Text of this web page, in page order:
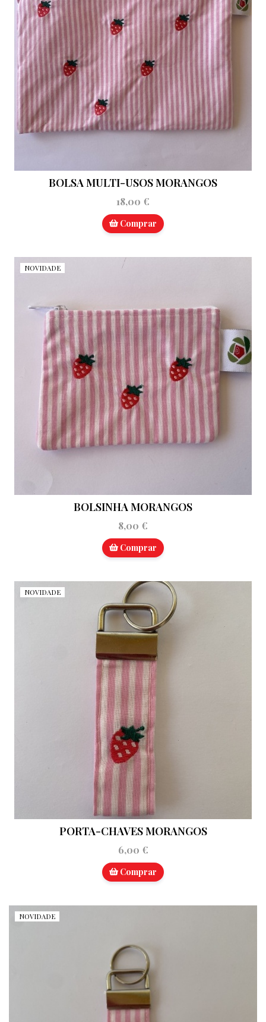
BOLSA MULTI-USOS MORANGOS
18,00 €
Comprar
NOVIDADE
BOLSINHA MORANGOS
8,00 €
Comprar
NOVIDADE
PORTA-CHAVES MORANGOS
6,00 €
Comprar
NOVIDADE